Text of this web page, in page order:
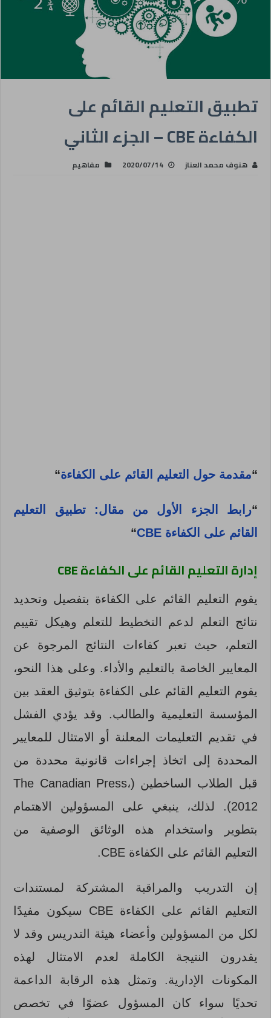
تطبيق التعليم القائم على
الكفاءة CBE – الجزء الثاني
هنوف محمد العناز 2020/07/14 مفاهيم
“مقدمة حول التعليم القائم على الكفاءة“
“رابط الجزء الأول من مقال: تطبيق التعليم
القائم على الكفاءة CBE
“
إدارة التعليم القائم على الكفاءةCBE
يقوم التعليم القائم على الكفاءة بتفصيل وتحديد
نتائج التعلم لدعم التخطيط للتعلم وهيكل تقييم
التعلم، حيث تعبر كفاءات النتائج المرجوة عن
المعايير الخاصة بالتعليم والأداء. وعلى هذا النحو،
يقوم التعليم القائم على الكفاءة بتوثيق العقد بين
المؤسسة التعليمية والطالب. وقد يؤدي الفشل
في تقديم التعليمات المعلنة أو الامتثال للمعايير
المحددة إلى اتخاذ إجراءات قانونية محددة من
قبل الطلاب الساخطين (The Canadian Press،
2012). لذلك، ينبغي على المسؤولين الاهتمام
بتطوير واستخدام هذه الوثائق الوصفية من
التعليم القائم على الكفاءة CBE.
إن التدريب والمراقبة المشتركة لمستندات
التعليم القائم على الكفاءة CBE سيكون مفيدًا
لكل من المسؤولين وأعضاء هيئة التدريس وقد لا
يقدرون النتيجة الكاملة لعدم الامتثال لهذه
المكونات الإدارية. وتمثل هذه الرقابة الداعمة
تحديًا سواء كان المسؤول عضوًا في تخصص